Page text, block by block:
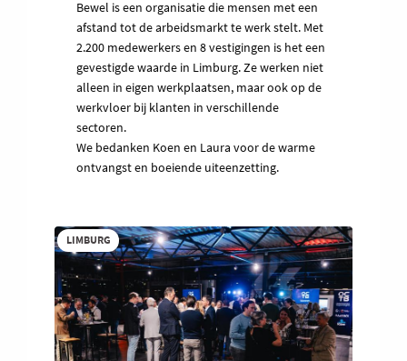
Bewel is een organisatie die mensen met een
afstand tot de arbeidsmarkt te werk stelt. Met
2.200 medewerkers en 8 vestigingen is het een
gevestigde waarde in Limburg. Ze werken niet
alleen in eigen werkplaatsen, maar ook op de
werkvloer bij klanten in verschillende
sectoren.
We bedanken Koen en Laura voor de warme
ontvangst en boeiende uiteenzetting.
LIMBURG